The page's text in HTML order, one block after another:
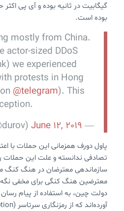
گیگابیت در ثانیه بوده و آی پی
بوده است.
mostly from China.
actor-sized DDoS
we experienced
protests in Hong
@telegram). This
— Pavel Durov (@durov)
June 12, 2019
پاول دورف همزمانی این حملات با
تصادفی ندانسته و علت این حملات
سازماندهی معترضان در هنگ کنگ
معترضین هنگ کنگی برای مخفی
دولت چین، به استفاده از پیام